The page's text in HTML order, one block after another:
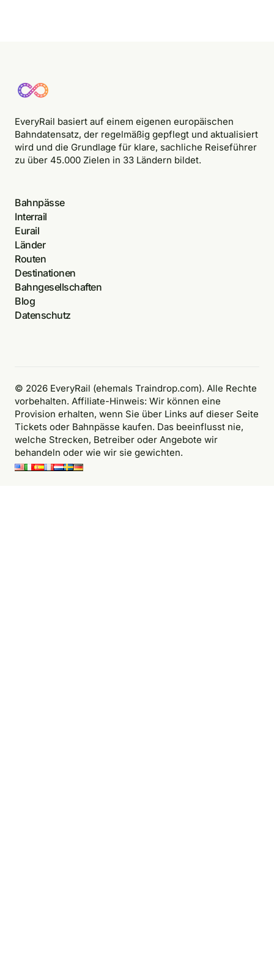
EveryRail basiert auf einem eigenen europäischen
Bahndatensatz, der regelmäßig gepflegt und aktualisiert
wird und die Grundlage für klare, sachliche Reiseführer
zu über 45.000 Zielen in 33 Ländern bildet.
Bahnpässe
Interrail
Eurail
Länder
Routen
Destinationen
Bahngesellschaften
Blog
Datenschutz
© 2026 EveryRail (ehemals Traindrop.com). Alle Rechte
vorbehalten. Affiliate-Hinweis: Wir können eine
Provision erhalten, wenn Sie über Links auf dieser Seite
Tickets oder Bahnpässe kaufen. Das beeinflusst nie,
welche Strecken, Betreiber oder Angebote wir
behandeln oder wie wir sie gewichten.